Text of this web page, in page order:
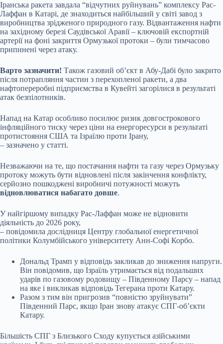
Іранська ракета завдала “відчутних руйнувань” комплексу Рас-
Лаффан в Катарі, де знаходиться найбільший у світі завод з
виробництва зрідженого природного газу. Відвантаження нафти
на західному березі Саудівської Аравії – ключовій експортній
артерії на фоні закриття Ормузької протоки – були тимчасово
припинені через атаку.
Варто зазначити! Також газовий об’єкт в Абу-Дабі було закрито
після потрапляння частин з перехопленої ракети, а два
нафтопереробні підприємства в Кувейті загорілися в результаті
атак безпілотників.
Напад на Катар особливо посилює ризик довгострокового
інфляційного тиску через ціни на енергоресурси в результаті
протистояння США та Ізраїлю проти Ірану,
– зазначено у статті.
Незважаючи на те, що постачання нафти та газу через Ормузьку
протоку можуть бути відновлені після закінчення конфлікту,
серйозно пошкоджені виробничі потужності можуть
відновлюватися набагато довше.
У найгіршому випадку Рас-Лаффан може не відновити
діяльність до 2026 року,
– повідомила дослідниця Центру глобальної енергетичної
політики Колумбійського університету Анн-Софі Корбо.
Дональд Трамп у відповідь закликав до зниження напруги.
Він повідомив, що Ізраїль утримається від подальших
ударів по газовому родовищу – Південному Парсу – напад
на яке і викликав відповідь Тегерана проти Катару.
Разом з тим він пригрозив “повністю зруйнувати”
Південний Парс, якщо Іран знову атакує СПГ-об’єкти
Катару.
Більшість СПГ з Близького Сходу купується азійськими